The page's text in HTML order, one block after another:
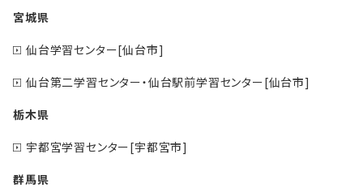
宮城県
仙台学習センター[仙台市]
仙台第二学習センター・仙台駅前学習センター[仙台市]
栃木県
宇都宮学習センター[宇都宮市]
群馬県